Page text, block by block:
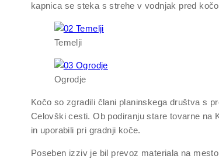
kapnica se steka s strehe v vodnjak pred
Temelji
Ogrodje
Kočo so zgradili člani planinskega društva s
Celovški cesti. Ob podiranju stare tovarne na
in uporabili pri gradnji koče.
Poseben izziv je bil prevoz materiala na